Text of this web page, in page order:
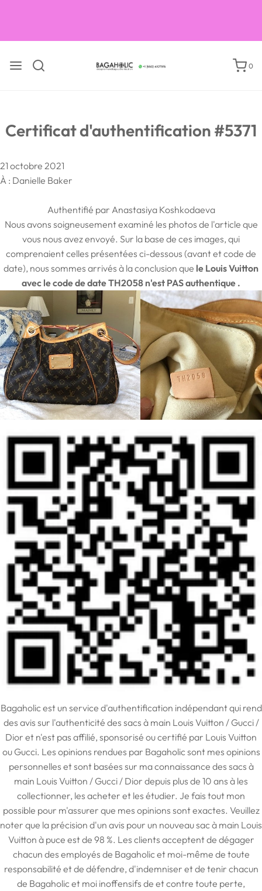
0
Certificat d'authentification #5371
21 octobre 2021
À : Danielle Baker
Authentifié par Anastasiya Koshkodaeva
Nous avons soigneusement examiné les photos de l'article que
vous nous avez envoyé. Sur la base de ces images, qui
comprenaient celles présentées ci-dessous (avant et code de
date), nous sommes arrivés à la conclusion que le Louis Vuitton
avec le code de date TH2058 n'est PASauthentique .
Bagaholic est un service d'authentification indépendant qui rend
des avis sur l'authenticité des sacs à main Louis Vuitton / Gucci /
Dior et n'est pas affilié, sponsorisé ou certifié par Louis Vuitton
ou Gucci. Les opinions rendues par Bagaholic sont mes opinions
personnelles et sont basées sur ma connaissance des sacs à
main Louis Vuitton / Gucci / Dior depuis plus de 10 ans à les
collectionner, les acheter et les étudier. Je fais tout mon
possible pour m'assurer que mes opinions sont exactes. Veuillez
noter que la précision d'un avis pour un nouveau sac à main Louis
Vuitton à puce est de 98 %. Les clients acceptent de dégager
chacun des employés de Bagaholic et moi-même de toute
responsabilité et de défendre, d'indemniser et de tenir chacun
de Bagaholic et moi inoffensifs de et contre toute perte,